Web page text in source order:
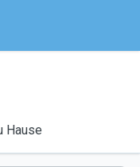
Hause